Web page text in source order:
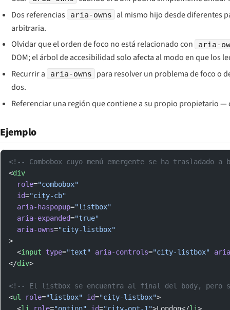
Dos referencias
aria-owns
al mismo hijo desde diferentes
arbitraria.
Olvidar que el orden de foco no está relacionado con
aria-
DOM; el árbol de accesibilidad solo afecta al modo en que los
Recurrir a
aria-owns
para resolver un problema de foco o
dos.
Referenciar una región que contiene a su propio propietario —
Ejemplo
<!-- Combobox cuyo menú emergente se ha trasladado
<div
  role
="combobox"
  id
="city-cb"
  aria-haspopup
="listbox"
  aria-expanded
="true"
  aria-owns
="city-listbox"
>
  <
input type="text" aria-controls="city-listbox"
</div>
<!-- El listbox se encuentra al final del body, pero
<ul role="listbox" id="city-listbox">
  <
li role="option" id="city-opt-1">London</li>